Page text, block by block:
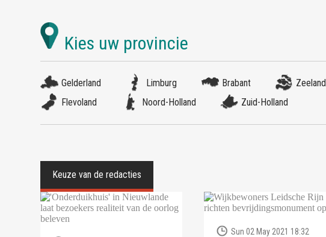
Gelderland Limburg Brabant Zeeland
Flevoland
Noord-Holland Zuid-Holland
Sun 02 May 2021 18:32